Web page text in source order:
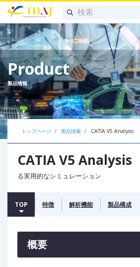
Product
製品情報
トップページ 製品情報 CATIA V5 Analysis
CATIA V5 Analysis
る実用的なシミュレーション
TOP 特徴 解析機能 製品構成
概要